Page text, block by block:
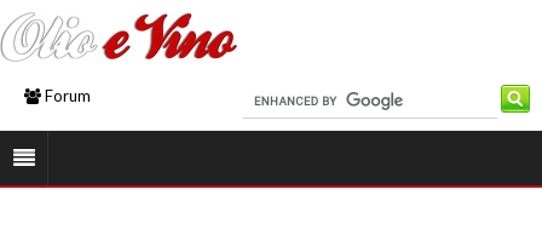
Forum